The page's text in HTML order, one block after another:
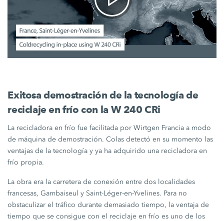
Exitosa demostración de la tecnología de
reciclaje en frío con la W 240 CRi
La recicladora en frío fue facilitada por Wirtgen Francia a modo
de máquina de demostración. Colas detectó en su momento las
ventajas de la tecnología y ya ha adquirido una recicladora en
frío propia.
La obra era la carretera de conexión entre dos localidades
francesas, Gambaiseul y Saint-Léger-en-Yvelines. Para no
obstaculizar el tráfico durante demasiado tiempo, la ventaja de
tiempo que se consigue con el reciclaje en frío es uno de los